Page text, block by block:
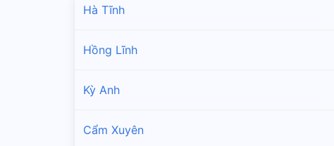
Hà Tĩnh
Hồng Lĩnh
Kỳ Anh
Cẩm Xuyên